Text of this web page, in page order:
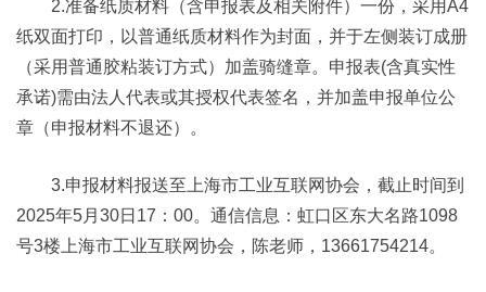
2.准备纸质材料（含申报表及相关附件）一份，采用A4
纸双面打印，以普通纸质材料作为封面，并于左侧装订成册
（采用普通胶粘装订方式）加盖骑缝章。申报表(含真实性
承诺)需由法人代表或其授权代表签名，并加盖申报单位公
章（申报材料不退还）。
3.申报材料报送至上海市工业互联网协会，截止时间到
2025年5月30日17：00。通信信息：虹口区东大名路1098
号3楼上海市工业互联网协会，陈老师，13661754214。